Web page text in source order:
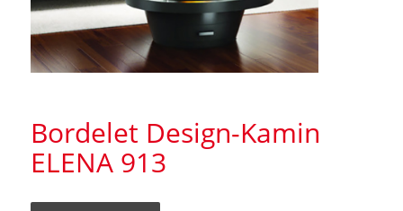
Bordelet Design-Kamin
ELENA 913